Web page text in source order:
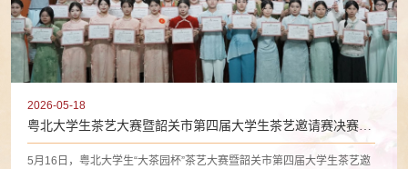
2026-05-18
粤北大学生茶艺大赛暨韶关市第四届大学生茶艺邀请赛决赛在
5月16日，粤北大学生“大茶园杯”茶艺大赛暨韶关市第四届大学生茶艺邀